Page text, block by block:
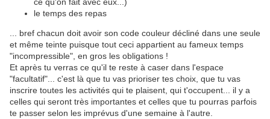
le temps des repas
... bref chacun doit avoir son code couleur décliné dans une seule
et même teinte puisque tout ceci appartient au fameux temps
"incompressible", en gros les obligations !
Et après tu verras ce qu'il te reste à caser dans l'espace
"facultatif"... c'est là que tu vas prioriser tes choix, que tu vas
inscrire toutes les activités qui te plaisent, qui t'occupent... il y a
celles qui seront très importantes et celles que tu pourras parfois
te passer selon les imprévus d'une semaine à l'autre.